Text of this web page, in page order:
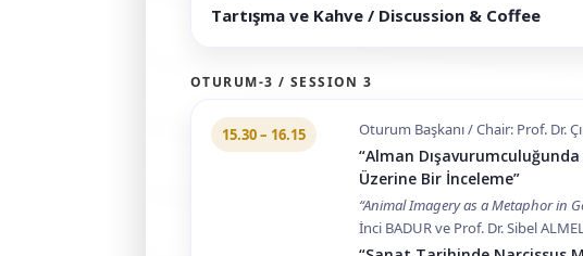
Tartışma ve Kahve / Discussion & Coffee
OTURUM-3 / SESSION 3
15.30 – 16.15 Oturum Başkanı / Chair: Prof. Dr.
“Alman
Üzerine Bir İnceleme”
“Animal Imagery as a Metaphor in
İnci BADUR ve Prof. Dr. Sibel